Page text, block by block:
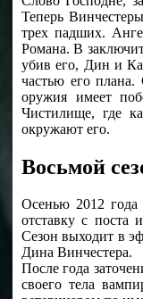
Теперь
трех падших.
Романа. В
убив его, Дин и
частью его плана.
оружия имеет
Чистилище, где
окружают его.
Восьмой
Осенью 2012 года
отставку с поста
Сезон выходит в
Дина Винчестера.
После года
своего тела